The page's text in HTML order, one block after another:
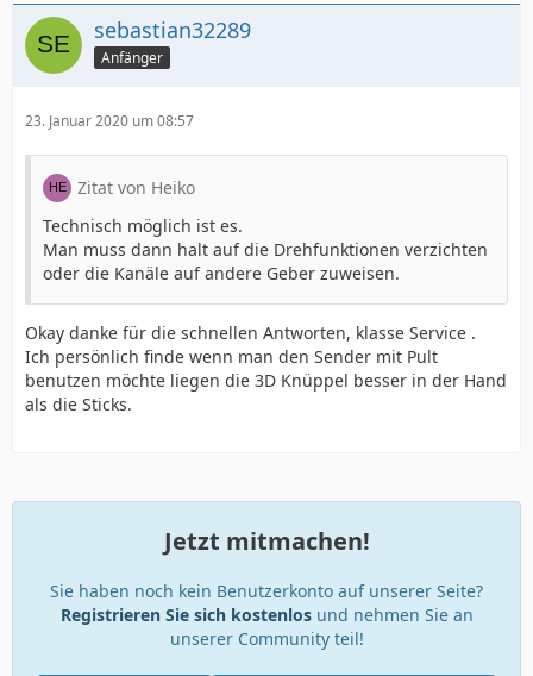
sebastian32289
Anfänger
23. Januar 2020 um 08:57
Zitat von Heiko
Technisch möglich ist es.
Man muss dann halt auf die Drehfunktionen verzichten
oder die Kanäle auf andere Geber zuweisen.
Okay danke für die schnellen Antworten, klasse Service .
Ich persönlich finde wenn man den Sender mit Pult
benutzen möchte liegen die 3D Knüppel besser in der Hand
als die Sticks.
Jetzt mitmachen!
Sie haben noch kein Benutzerkonto auf unserer Seite?
Registrieren Sie sich kostenlosund nehmen Sie an
unserer Community teil!